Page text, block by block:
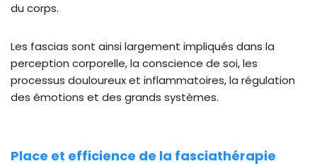
du corps.
Les fascias sont ainsi largement impliqués dans la
perception corporelle, la conscience de soi, les
processus douloureux et inflammatoires, la régulation
des émotions et des grands systèmes.
Place et efficience de la fasciathérapie